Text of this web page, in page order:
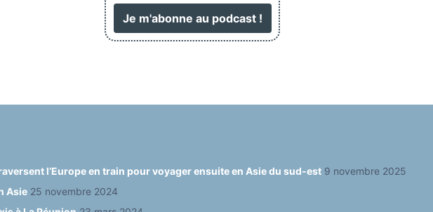
l’Europe en train pour voyager ensuite en Asie du sud-est 9 novembre 2025
Asie 25 novembre 2024